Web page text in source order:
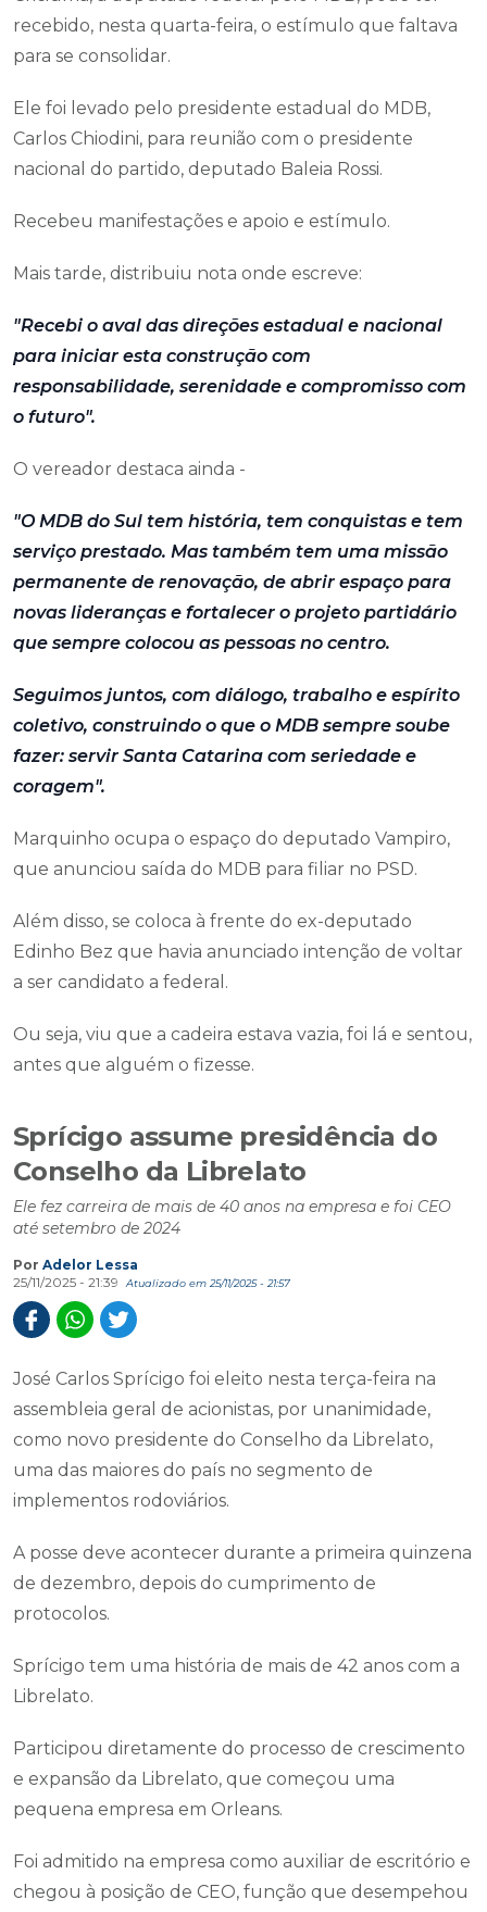
recebido, nesta quarta-feira, o estímulo que faltava
para se consolidar.
Ele foi levado pelo presidente estadual do MDB,
Carlos Chiodini, para reunião com o presidente
nacional do partido, deputado Baleia Rossi.
Recebeu manifestações e apoio e estímulo.
Mais tarde, distribuiu nota onde escreve:
"Recebi o aval das direções estadual e nacional
para iniciar esta construção com
responsabilidade, serenidade e compromisso com
o futuro".
O vereador destaca ainda -
"O MDB do Sul tem história, tem conquistas e tem
serviço prestado. Mas também tem uma missão
permanente de renovação, de abrir espaço para
novas lideranças e fortalecer o projeto partidário
que sempre colocou as pessoas no centro.
Seguimos juntos, com diálogo, trabalho e espírito
coletivo, construindo o que o MDB sempre soube
fazer: servir Santa Catarina com seriedade e
coragem".
Marquinho ocupa o espaço do deputado Vampiro,
que anunciou saída do MDB para filiar no PSD.
Além disso, se coloca à frente do ex-deputado
Edinho Bez que havia anunciado intenção de voltar
a ser candidato a federal.
Ou seja, viu que a cadeira estava vazia, foi lá e sentou,
antes que alguém o fizesse.
Sprícigo assume presidência do
Conselho da Librelato
Ele fez carreira de mais de 40 anos na empresa e foi CEO
até setembro de 2024
Por Adelor Lessa
25/11/2025 - 21:39
Atualizado em 25/11/2025 - 21:57
José Carlos Sprícigo foi eleito nesta terça-feira na
assembleia geral de acionistas, por unanimidade,
como novo presidente do Conselho da Librelato,
uma das maiores do país no segmento de
implementos rodoviários.
A posse deve acontecer durante a primeira quinzena
de dezembro, depois do cumprimento de
protocolos.
Sprícigo tem uma história de mais de 42 anos com a
Librelato.
Participou diretamente do processo de crescimento
e expansão da Librelato, que começou uma
pequena empresa em Orleans.
Foi admitido na empresa como auxiliar de escritório e
chegou à posição de CEO, função que desempehou